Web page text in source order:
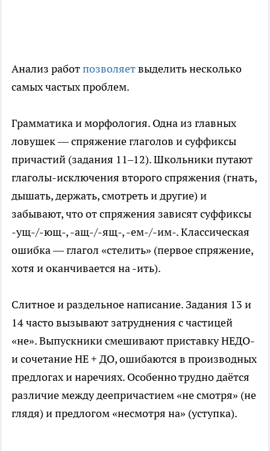
Анализ работпозволяетвыделить несколько
самых частых проблем.
Грамматика и морфология. Одна из главных
ловушек — спряжение глаголов и суффиксы
причастий (задания 11–12). Школьники путают
глаголы-исключения второго спряжения (гнать,
дышать, держать, смотреть и другие) и
забывают, что от спряжения зависят суффиксы
-ущ-/-ющ-, -ащ-/-ящ-, -ем-/-им-. Классическая
ошибка — глагол «стелить» (первое спряжение,
хотя и оканчивается на -ить).
Слитное и раздельное написание. Задания 13 и
14 часто вызывают затруднения с частицей
«не». Выпускники смешивают приставку НЕДО-
и сочетание НЕ + ДО, ошибаются в производных
предлогах и наречиях. Особенно трудно даётся
различие между деепричастием «не смотря» (не
глядя) и предлогом «несмотря на» (уступка).